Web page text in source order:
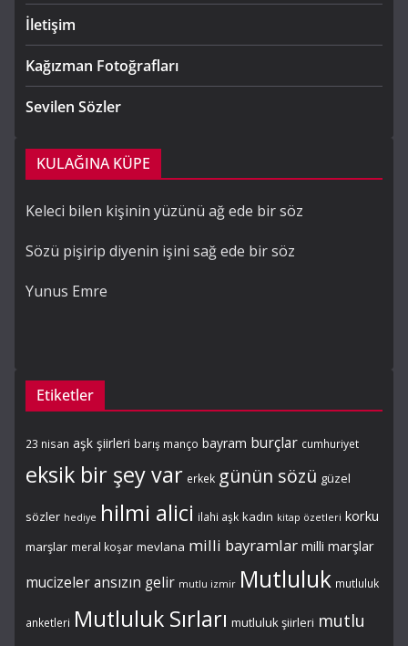
İletişim
Kağızman Fotoğrafları
Sevilen Sözler
KULAĞINA KÜPE
Keleci bilen kişinin yüzünü ağ ede bir söz
Sözü pişirip diyenin işini sağ ede bir söz
Yunus Emre
Etiketler
23 nisan aşk şiirleri barış manço bayram burçlar cumhuriyet
eksik bir şey var erkek günün sözü güzel
sözler hediye hilmi alici ilahi aşk kadın kitap özetleri korku
marşlar meral koşar mevlana milli bayramlar milli marşlar
mucizeler ansızın gelir mutlu izmir Mutluluk mutluluk
anketleri Mutluluk Sırları mutluluk şiirleri mutlu